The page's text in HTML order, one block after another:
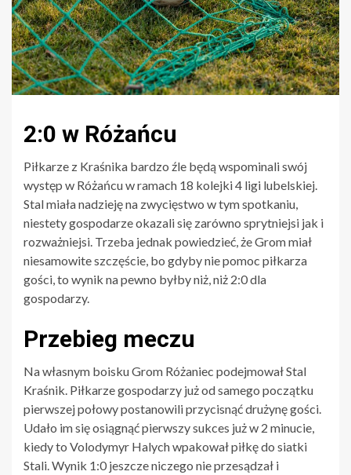
2:0 w Różańcu
Piłkarze z Kraśnika bardzo źle będą wspominali swój
występ w Różańcu w ramach 18 kolejki 4 ligi lubelskiej.
Stal miała nadzieję na zwycięstwo w tym spotkaniu,
niestety gospodarze okazali się zarówno sprytniejsi jak i
rozważniejsi. Trzeba jednak powiedzieć, że Grom miał
niesamowite szczęście, bo gdyby nie pomoc piłkarza
gości, to wynik na pewno byłby niż, niż 2:0 dla
gospodarzy.
Przebieg meczu
Na własnym boisku Grom Różaniec podejmował Stal
Kraśnik. Piłkarze gospodarzy już od samego początku
pierwszej połowy postanowili przycisnąć drużynę gości.
Udało im się osiągnąć pierwszy sukces już w 2 minucie,
kiedy to Volodymyr Halych wpakował piłkę do siatki
Stali. Wynik 1:0 jeszcze niczego nie przesądzał i